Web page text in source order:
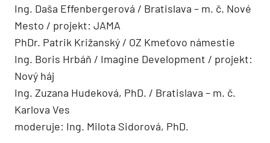
Ing. Daša Effenbergerová / Bratislava – m. č. Nové
Mesto / projekt: JAMA
PhDr. Patrik Križanský / OZ Kmeťovo námestie
Ing. Boris Hrbáň / Imagine Development / projekt:
Nový háj
Ing. Zuzana Hudeková, PhD. / Bratislava – m. č.
Karlova Ves
moderuje: Ing. Milota Sidorová, PhD.